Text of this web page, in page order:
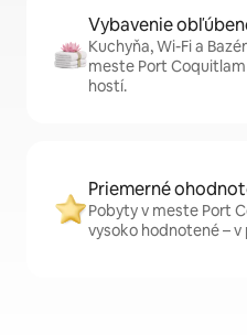
Vybavenie
Kuchyňa, Wi-Fi a
meste Port
hostí.
Priemerné
Pobyty v meste Port
vysoko hodnotené – v